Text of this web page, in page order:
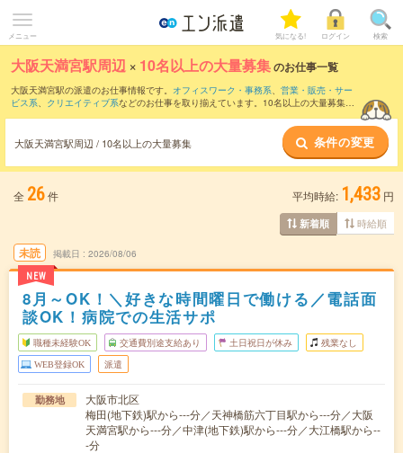
メニュー 気になる! ログイン 検索
大阪天満宮駅周辺 × 10名以上の大量募集のお仕事一覧
大阪天満宮駅の派遣のお仕事情報です。 オフィスワーク・事務系、 営業・販売・サー
ビス系、 クリエイティブ系などのお仕事を取り揃えています。10名以上の大量募集の
大阪天満宮駅周辺 / 10名以上の大量募集 条件の変更
全 26件 平均時給: 1,433 円
新着順 時給順
未読
NEW
掲載日 2026/08/06
8月～OK！＼好きな時間曜日で働ける／電話面
談OK！病院での生活サポ
職種未経験OK 交通費別途支給あり 土日祝日が休み 残業なし
WEB登録OK 派遣
勤務地
大阪市北区
梅田(地下鉄)駅から---分／天神橋筋六丁目駅から---分／大阪
天満宮駅から---分／中津(地下鉄)駅から---分／大江橋駅から--
-分